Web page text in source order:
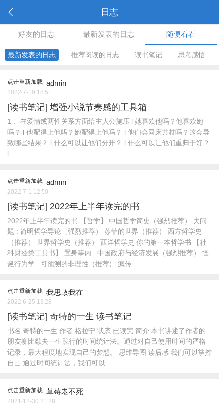
日志
好友的日志 最新发表的日志 随便看看
最新发表的日志 推荐阅读的日志 读书笔记 思考感悟
点击重新加载 admin
2022-7-19 18:51
[读书笔记] 增强小说节奏感的工具箱
1 、在爱情或两性关系方面给主人公施压 l 她喜欢他吗？他喜欢她
吗？ l 他配得上他吗？她配得上他吗？ l 他们会同床共枕吗？这会导
致哪些结果？ l 什么可以让他们分开？ l 什么可以让他们重归于好？
l ...
点击重新加载 admin
2022-7-1 12:50
[读书笔记] 2022年上半年读完的书
2022年上半年读完的书 【哲学】 中国哲学简史（强烈推荐） 大问
题 : 简明哲学导论（强烈推荐） 苏菲的世界（推荐） 西方哲学史
（推荐） 世界哲学史（推荐） 西洋哲学史 你的第一本哲学书 【社
科财经类工具书】 置身事内 : 中国政府与经济发展（强烈推荐） 怪
诞行为学 : 可预测的非理性（推荐） 疯传 ...
点击重新加载 我思故我在
2022-6-25 13:28
[读书笔记] 奇特的一生 读书笔记
书名 奇特的一生 作者 格拉宁 状态 已读完 简介 本书讲述了作者的
朋友柳比歇夫一生践行的时间统计法。通过对自己使用时间的严格
记录，最大程度地实现自己的梦想。 思维导图 读后感 我们可以掌控
自己 通过时间统计法，我们可以 ...
点击重新加载 草莓老不死
2021-12-30 21:28